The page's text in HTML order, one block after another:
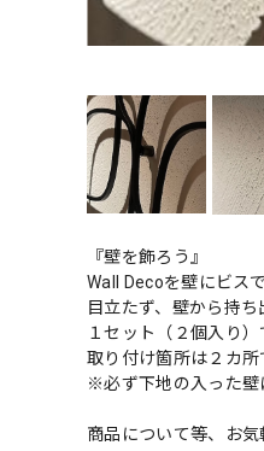
『壁を飾ろう』
Wall Decoを壁にビス
目立たず、壁から持ち
１セット（２個入り
取り付け箇所は２カ所
※必ず下地の入った壁
商品について等、お気